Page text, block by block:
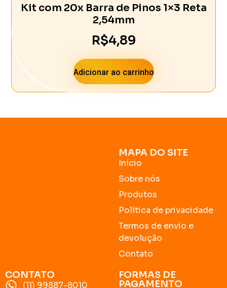
Kit com 20x Barra de Pinos 1×3 Reta
2,54mm
R$4,89
Adicionar ao carrinho
MAPA DO SITE
Início
Sobre nós
Produtos
Política de privacidade
Termos de envio e
devolução
Contato
CONTATO
(11) 99887-8010
FORMAS DE
PAGAMENTO